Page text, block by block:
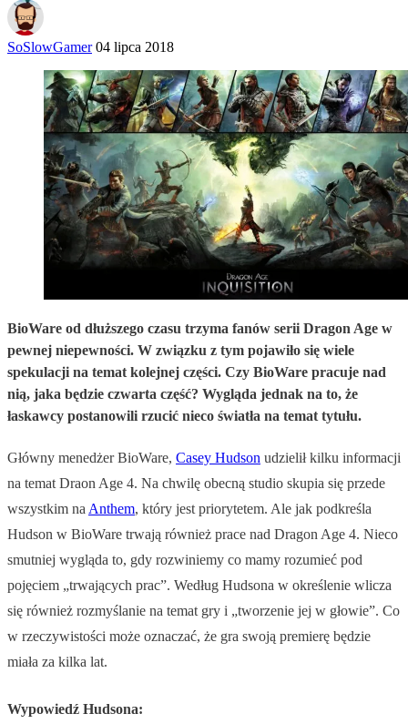
SoSlowGamer 04 lipca 2018
BioWare od dłuższego czasu trzyma fanów serii Dragon Age w
pewnej niepewności. W związku z tym pojawiło się wiele
spekulacji na temat kolejnej części. Czy BioWare pracuje nad
nią, jaka będzie czwarta część? Wygląda jednak na to, że
łaskawcy postanowili rzucić nieco światła na temat tytułu.
Główny menedżer BioWare, Casey Hudson udzielił kilku informacji
na temat Draon Age 4. Na chwilę obecną studio skupia się przede
wszystkim na Anthem, który jest priorytetem. Ale jak podkreśla
Hudson w BioWare trwają również prace nad Dragon Age 4. Nieco
smutniej wygląda to, gdy rozwiniemy co mamy rozumieć pod
pojęciem „trwających prac”. Według Hudsona w określenie wlicza
się również rozmyślanie na temat gry i „tworzenie jej w głowie”. Co
w rzeczywistości może oznaczać, że gra swoją premierę będzie
miała za kilka lat.
Wypowiedź Hudsona: